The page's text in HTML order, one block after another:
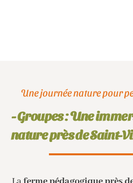
Une journée nature pour
- Groupes : Une
nature près de Saint-